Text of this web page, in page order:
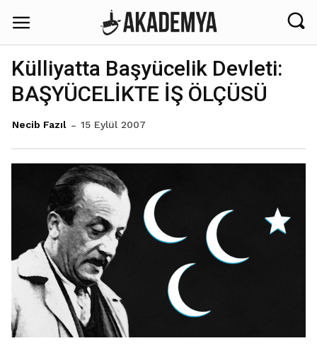
Külliyatta Başyücelik Devleti:
BAŞYÜCELİKTE İŞ ÖLÇÜSÜ
Necib Fazıl 15 Eylül 2007